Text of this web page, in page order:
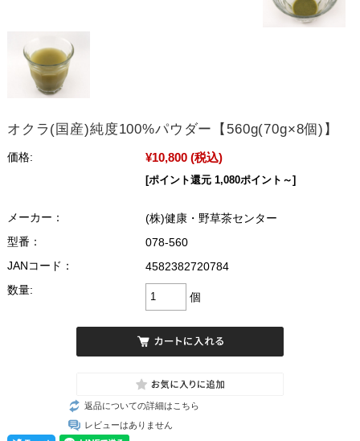
オクラ(国産)純度100%パウダー【560g(70g×8個)】
価格: ¥10,800 (税込)
[ポイント還元 1,080ポイント～]
メーカー：
(株)健康・野草茶センター
型番：
078-560
JANコード：
4582382720784
数量:
個
返品についての詳細はこちら
レビューはありません